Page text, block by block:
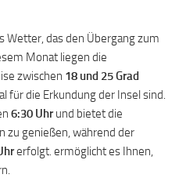
Wetter, das den Übergang zum
Monat liegen die
zwischen 18 und 25 Grad
für die Erkundung der Insel sind.
6:30 Uhrund bietet die
zu genießen, während der
erfolgt. ermöglicht es Ihnen,